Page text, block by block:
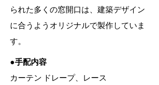
られた多くの窓開口は、建築デザイン
に合うようオリジナルで製作していま
す。
●手配内容
カーテン ドレープ、レース